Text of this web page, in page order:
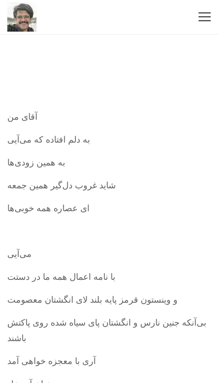
آقای من
به دلم افتاده که می‌آیی
به همین زودی‌ها
شاید غروب دل‌گیر همین جمعه
ای عصاره همه خوبی‌ها
می‌آیی
با نامه اعمال همه ما در دستت
و وینستون قرمز پایه بلند لای انگشتان معصومت
بی‌آنکه جنین نارس و انگشتان پای سیاه شده روی پاکتش
باشند
آری با معجزه‌ خواهی آمد